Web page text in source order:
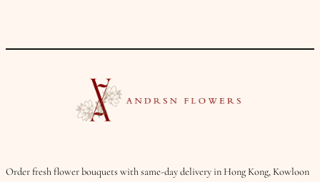
Order fresh flower bouquets with same-day delivery in Hong Kong, Kowloon